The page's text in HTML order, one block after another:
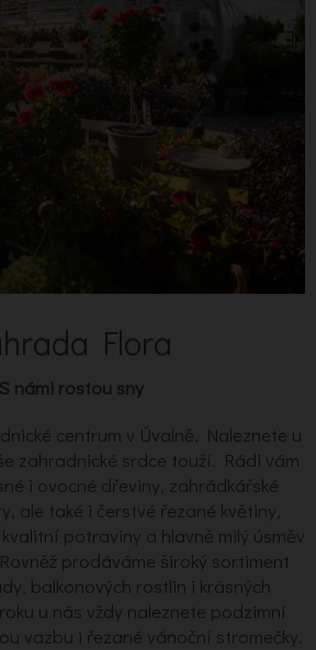
Flora
S námi rostou sny
centrum v Úvalně. Naleznete u
zahradnické srdce touží. Rádi vám
i ovocné dřeviny, zahrádkářské
ale také i čerstvé řezané květiny,
potraviny a hlavně milý úsměv
prodáváme široký sortiment
balkonových rostlin i krásných
u nás vždy naleznete podzimní
vazbu i řezané vánoční stromečky.